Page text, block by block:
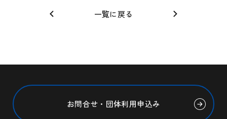
一覧に戻る
お問合せ・団体利用申込み